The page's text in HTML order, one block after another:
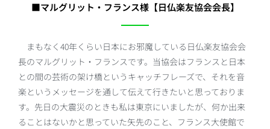
■マルグリット・フランス様【日仏楽友協会会長】
まもなく40年くらい日本にお邪魔している日仏楽友協会会
長のマルグリット・フランスです。当協会はフランスと日本
との間の芸術の架け橋というキャッチフレーズで、それを音
楽というメッセージを通して伝えて行きたいと思っておりま
す。先日の大震災のときも私は東京にいましたが、何か出来
ることはないかと思っていた矢先のこと、フランス大使館で